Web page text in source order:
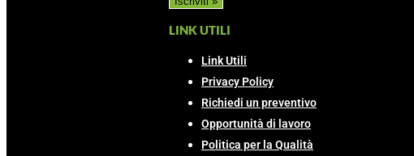
LINK UTILI
Link Utili
Privacy Policy
Richiedi un preventivo
Opportunità di lavoro
Politica per la Qualità